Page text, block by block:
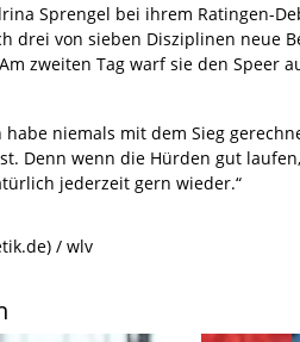
Sprengel bei ihrem Ratingen-
drei von sieben Disziplinen neue
zweiten Tag warf sie den Speer
niemals mit dem Sieg
Denn wenn die Hürden gut
jederzeit gern wieder.“
/ wlv